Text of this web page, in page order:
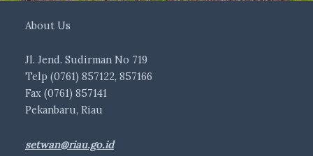
About Us
Jl. Jend. Sudirman No 719
Telp (0761) 857122, 857166
Fax (0761) 857141
Pekanbaru, Riau
setwan@riau.go.id